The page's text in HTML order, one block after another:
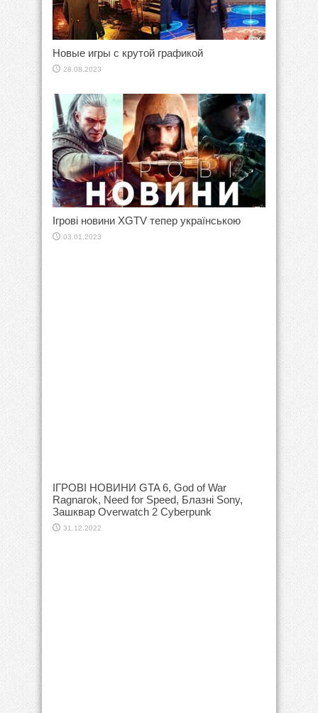
Новые игры с крутой графикой
28.08.2023
Ігрові новини XGTV тепер українською
03.01.2023
ІГРОВІ НОВИНИ GTA 6, God of War
Ragnarok, Need for Speed, Блазні Sony,
Зашквар Overwatch 2 Cyberpunk
31.12.2022